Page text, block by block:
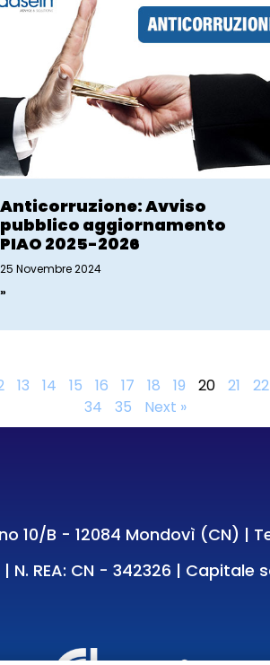
Anticorruzione: Avviso
pubblico aggiornamento
PIAO 2025-2026
25 Novembre 2024
»
13 14 15 16 17 18 19 20 21 22
34
35 Next »
10/B - 12084 Mondovì (CN) |
| N. REA: CN - 342326 | Capitale